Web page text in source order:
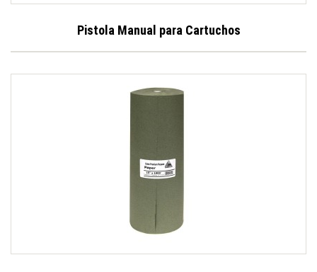
Pistola Manual para Cartuchos